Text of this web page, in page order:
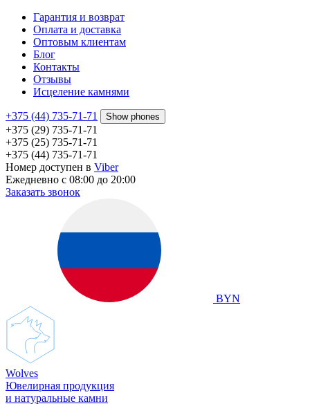
Гарантия и возврат
Оплата и доставка
Оптовым клиентам
Блог
Контакты
Отзывы
Исцеление камнями
+375 (44) 735-71-71 Show phones
+375 (29) 735-71-71
+375 (25) 735-71-71
+375 (44) 735-71-71
Номер доступен в Viber
Ежедневно с 08:00 до 20:00
Заказать звонок
BYN
Wolves
Ювелирная продукция
и натуральные камни